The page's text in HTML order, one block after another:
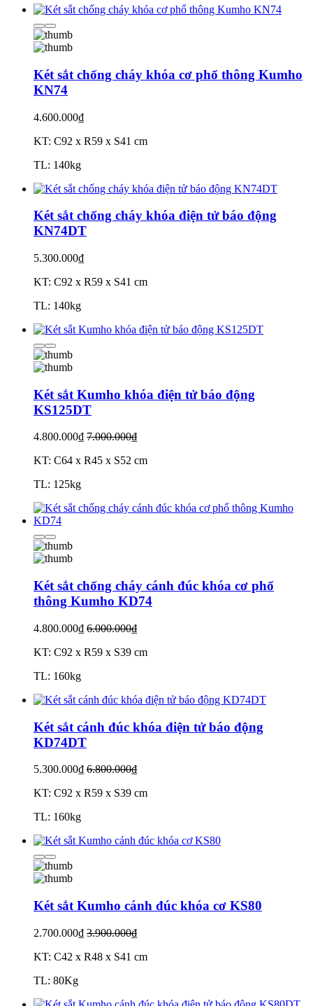
Két sắt chống cháy khóa cơ phổ thông Kumho
KN74
4.600.000₫
KT: C92 x R59 x S41 cm
TL: 140kg
Két sắt chống cháy khóa điện tử báo động
KN74DT
5.300.000₫
KT: C92 x R59 x S41 cm
TL: 140kg
Két sắt Kumho khóa điện tử báo động
KS125DT
4.800.000₫ 7.000.000₫
KT: C64 x R45 x S52 cm
TL: 125kg
Két sắt chống cháy cánh đúc khóa cơ phổ
thông Kumho KD74
4.800.000₫ 6.000.000₫
KT: C92 x R59 x S39 cm
TL: 160kg
Két sắt cánh đúc khóa điện tử báo động
KD74DT
5.300.000₫ 6.800.000₫
KT: C92 x R59 x S39 cm
TL: 160kg
Két sắt Kumho cánh đúc khóa cơ KS80
2.700.000₫ 3.900.000₫
KT: C42 x R48 x S41 cm
TL: 80Kg